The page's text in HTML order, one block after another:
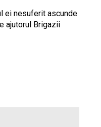
ei nesuferit ascunde
ajutorul Brigazii